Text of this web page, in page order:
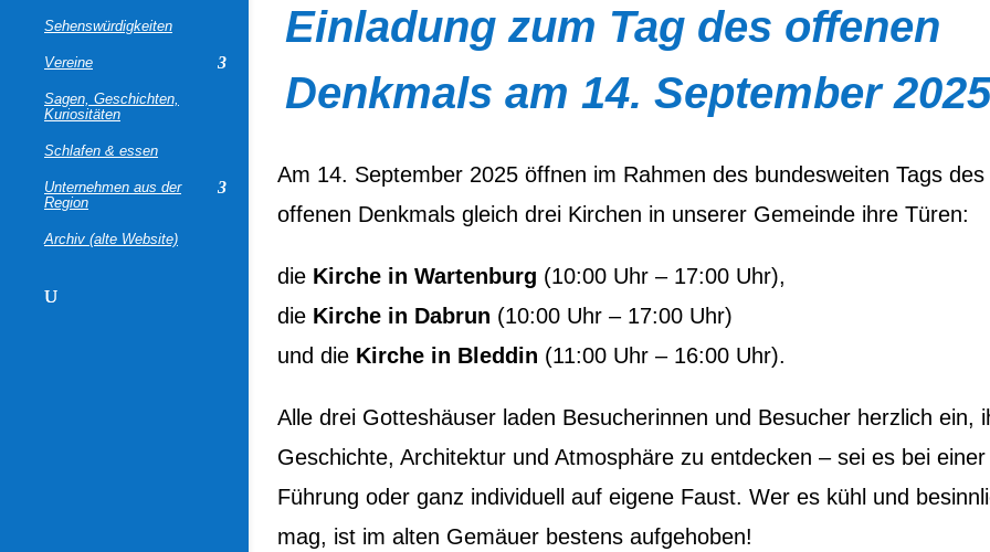
Sehenswürdigkeiten
Vereine
Sagen, Geschichten,
Kuriositäten
Schlafen & essen
Unternehmen aus der
Region
Archiv (alte Website)
Einladung zum Tag des offenen
Denkmals am 14. September
Am 14. September 2025 öffnen im Rahmen des bundesweiten Tags des
offenen Denkmals gleich drei Kirchen in unserer Gemeinde ihre Türen:
die Kirche in Wartenburg (10:00 Uhr – 17:00 Uhr),
die Kirche in Dabrun (10:00 Uhr – 17:00 Uhr)
und die Kirche in Bleddin (11:00 Uhr – 16:00 Uhr).
Alle drei Gotteshäuser laden Besucherinnen und Besucher herzlich ein,
Geschichte, Architektur und Atmosphäre zu entdecken – sei es bei einer
Führung oder ganz individuell auf eigene Faust. Wer es kühl und
mag, ist im alten Gemäuer bestens aufgehoben!